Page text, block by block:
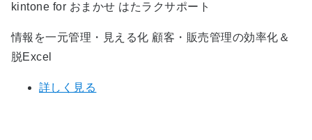
kintone for おまかせ はたラクサポート
情報を一元管理・見える化 顧客・販売管理の効率化＆
脱Excel
詳しく見る